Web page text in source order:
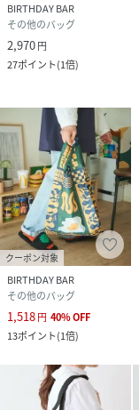
BIRTHDAY BAR
その他のバッグ
2,970円
27ポイント(1倍)
クーポン対象
BIRTHDAY BAR
その他のバッグ
1,518円 40%OFF
13ポイント(1倍)